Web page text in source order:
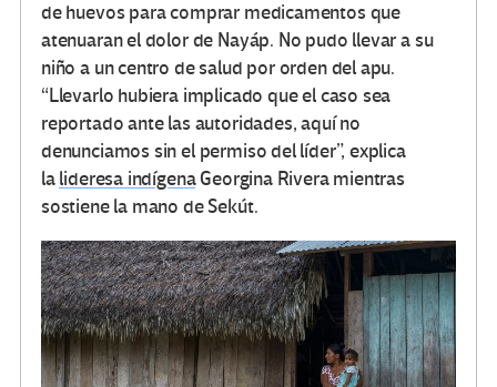
de huevos para comprar medicamentos que
atenuaran el dolor de Nayáp. No pudo llevar a su
niño a un centro de salud por orden del apu.
“Llevarlo hubiera implicado que el caso sea
reportado ante las autoridades, aquí no
denunciamos sin el permiso del líder”, explica
lalideresa indígenaGeorgina Rivera mientras
sostiene la mano de Sekút.